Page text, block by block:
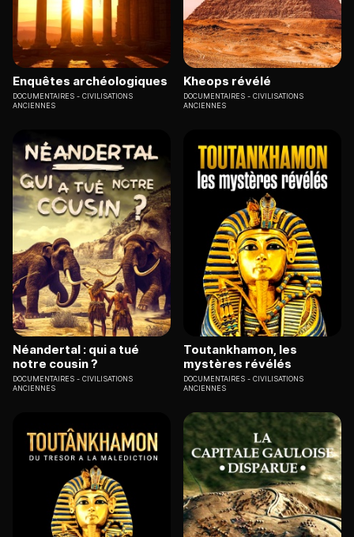
Enquêtes archéologiques
DOCUMENTAIRES
CIVILISATIONS
ANCIENNES
Kheops révélé
DOCUMENTAIRES
CIVILISATIONS
ANCIENNES
Néandertal : qui a tué
notre cousin ?
DOCUMENTAIRES
CIVILISATIONS
ANCIENNES
Toutankhamon, les
mystères révélés
DOCUMENTAIRES
CIVILISATIONS
ANCIENNES